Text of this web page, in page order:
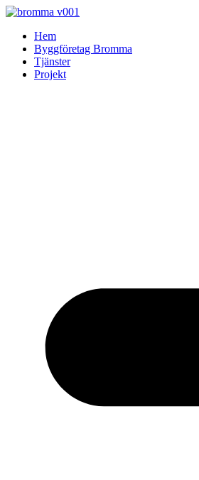
Skip
contentHem
Byggföretag Bromma
Tjänster
Projekt